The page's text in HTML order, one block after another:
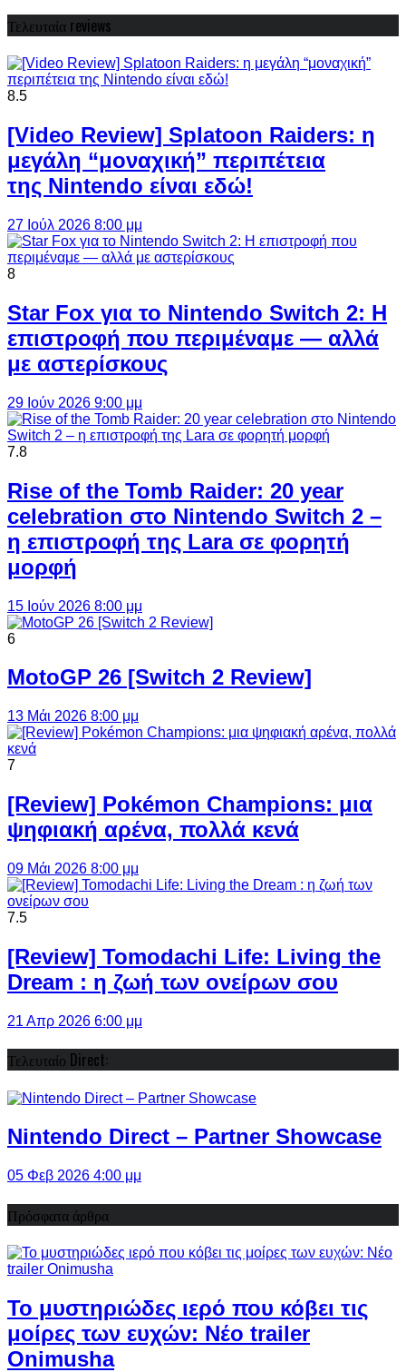
Τελευταία reviews
8.5
[Video Review] Splatoon Raiders: η
μεγάλη “μοναχική” περιπέτεια
της Nintendo είναι εδώ!
27 Ιούλ 2026 8:00 μμ
8
Star Fox για το Nintendo Switch 2: Η
επιστροφή που περιμέναμε — αλλά
με αστερίσκους
29 Ιούν 2026 9:00 μμ
7.8
Rise of the Tomb Raider: 20 year
celebration στο Nintendo Switch 2 –
η επιστροφή της Lara σε φορητή
μορφή
15 Ιούν 2026 8:00 μμ
6
MotoGP 26 [Switch 2 Review]
13 Μάι 2026 8:00 μμ
7
[Review] Pokémon Champions: μια
ψηφιακή αρένα, πολλά κενά
09 Μάι 2026 8:00 μμ
7.5
[Review] Tomodachi Life: Living the
Dream : η ζωή των ονείρων σου
21 Απρ 2026 6:00 μμ
Τελευταίο Direct:
Nintendo Direct – Partner Showcase
05 Φεβ 2026 4:00 μμ
Πρόσφατα άρθρα
Το μυστηριώδες ιερό που κόβει τις
μοίρες των ευχών: Νέο trailer
Onimusha